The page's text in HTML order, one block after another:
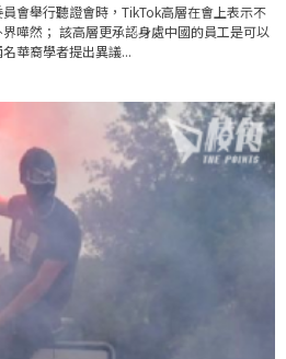
會舉行聽證會時，TikTok高層在會上表示不
嘩然； 該高層更承認身處中國的員工是可以
華裔學者提出異議...